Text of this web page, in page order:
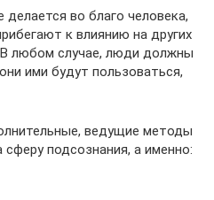
делается во благо человека,
к влиянию на других
любом случае, люди должны
ими будут пользоваться,
ведущие методы
подсознания, а именно: